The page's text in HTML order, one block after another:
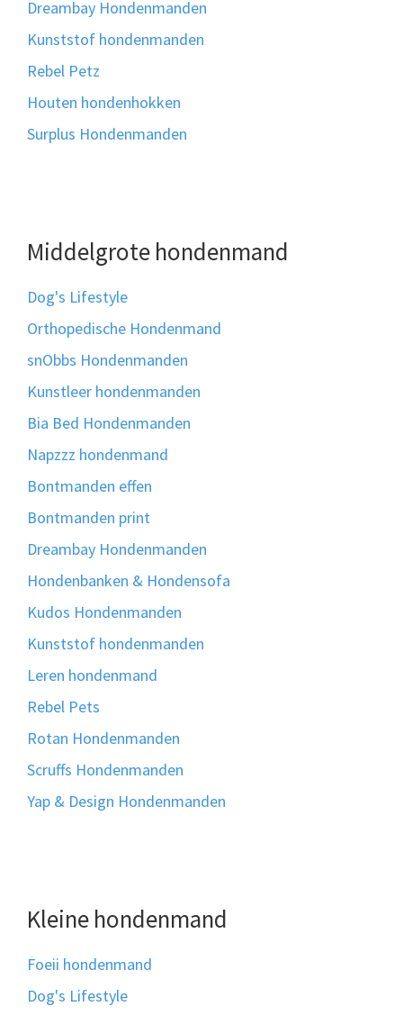
Dreambay Hondenmanden
Kunststof hondenmanden
Rebel Petz
Houten hondenhokken
Surplus Hondenmanden
Middelgrote hondenmand
Dog's Lifestyle
Orthopedische Hondenmand
snObbs Hondenmanden
Kunstleer hondenmanden
Bia Bed Hondenmanden
Napzzz hondenmand
Bontmanden effen
Bontmanden print
Dreambay Hondenmanden
Hondenbanken & Hondensofa
Kudos Hondenmanden
Kunststof hondenmanden
Leren hondenmand
Rebel Pets
Rotan Hondenmanden
Scruffs Hondenmanden
Yap & Design Hondenmanden
Kleine hondenmand
Foeii hondenmand
Dog's Lifestyle